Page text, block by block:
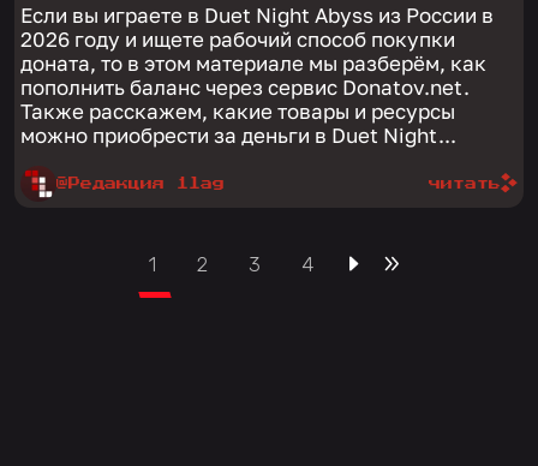
Если вы играете в Duet Night Abyss из России в
2026 году и ищете рабочий способ покупки
доната, то в этом материале мы разберём, как
пополнить баланс через сервис Donatov.net.
Также расскажем, какие товары и ресурсы
можно приобрести за деньги в Duet Night...
@Редакция 1lag читать
1 2 3 4